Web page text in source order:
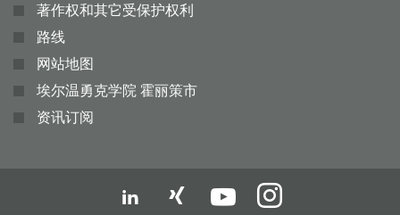
著作权和其它受保护权利
路线
网站地图
埃尔温勇克学院 霍丽策市
资讯订阅